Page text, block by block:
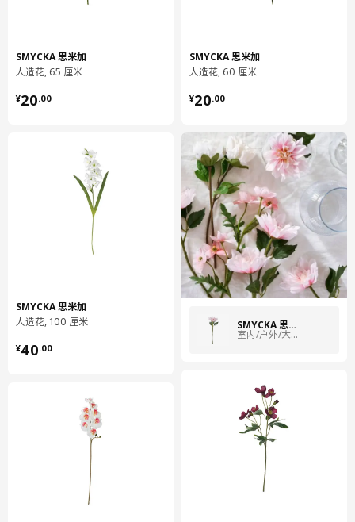
SMYCKA 思米加
人造花, 65 厘米
¥20.00
¥ 20.00
SMYCKA 思米加
人造花, 100 厘米
¥40.00
¥ 40.00
SMYCKA 思米加
人造花, 60 厘米
¥20.00
¥ 20.00
SMYCKA 思米加
室内/户外/大丽花 粉红色